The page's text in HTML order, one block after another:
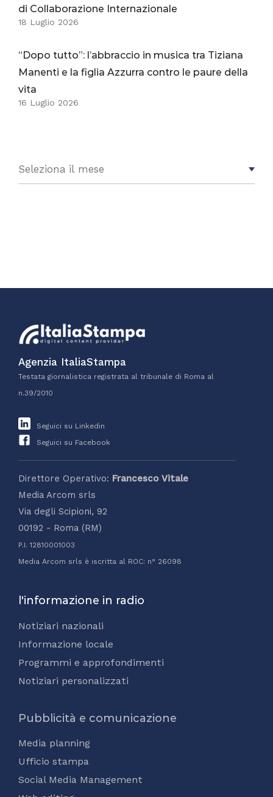
di Collaborazione Internazionale
18 Luglio 2026
“Dopo tutto”: l’abbraccio in musica tra Tiziana
Manenti e la figlia Azzurra contro le paure della
vita
16 Luglio 2026
Agenzia ItaliaStampa
Testata giornalistica registrata al tribunale di Roma al
n.39/2010
Seguici su Linkedin
Seguici su Facebook
Direttore Operativo: Francesco Vitale
Media Arcom srls
Via degli Scipioni, 92
00192 - Roma (RM)
P.I. 12810001003
Media Arcom srls è iscritta al ROC: n° 26098
l'informazione in radio
Notiziari nazionali
Informazione locale
Programmi e approfondimenti
Notiziari personalizzati
Pubblicità e comunicazione
Media planning
Ufficio stampa
Social Media Management